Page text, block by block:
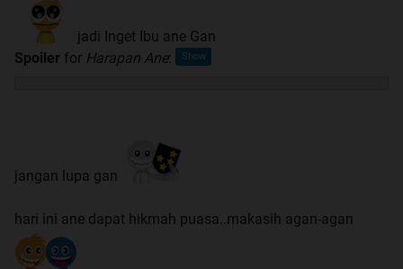
jadi Inget Ibu ane Gan
Spoiler for Harapan Ane:
jangan lupa gan
hari ini ane dapat hikmah puasa..makasih agan-agan